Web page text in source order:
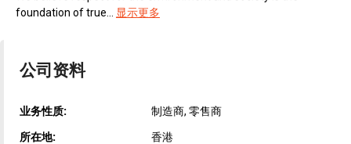
foundation of true...
显示更多
公司资料
业务性质: 制造商, 零售商
所在地: 香港